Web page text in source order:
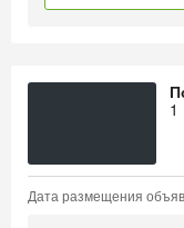
1
Дата размещения